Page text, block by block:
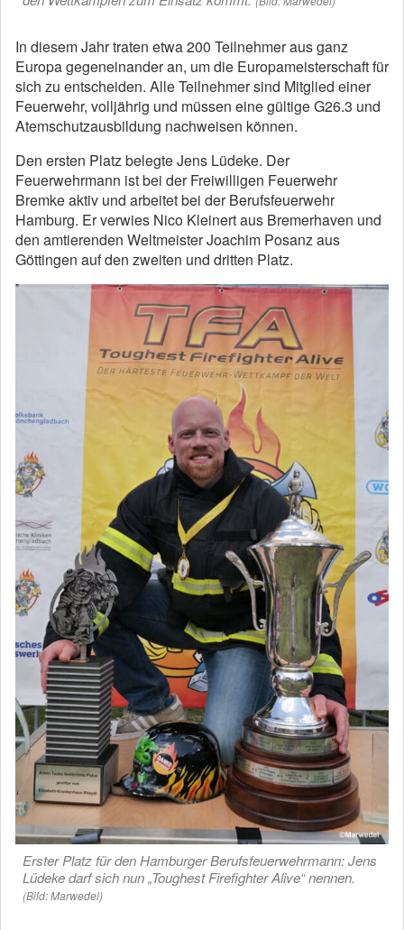
In diesem Jahr traten etwa 200 Teilnehmer aus ganz
Europa gegeneinander an, um die Europameisterschaft für
sich zu entscheiden. Alle Teilnehmer sind Mitglied einer
Feuerwehr, volljährig und müssen eine gültige G26.3 und
Atemschutzausbildung nachweisen können.
Den ersten Platz belegte Jens Lüdeke. Der
Feuerwehrmann ist bei der Freiwilligen Feuerwehr
Bremke aktiv und arbeitet bei der Berufsfeuerwehr
Hamburg. Er verwies Nico Kleinert aus Bremerhaven und
den amtierenden Weltmeister Joachim Posanz aus
Göttingen auf den zweiten und dritten Platz.
Erster Platz für den Hamburger Berufsfeuerwehrmann: Jens
Lüdeke darf sich nun „Toughest Firefighter Alive“ nennen.
(Bild: Marwedel)